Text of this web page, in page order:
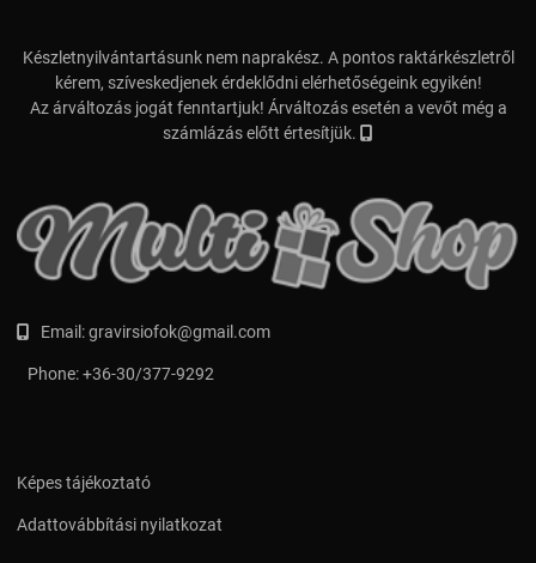
Készletnyilvántartásunk nem naprakész. A pontos raktárkészletről
kérem, szíveskedjenek érdeklődni elérhetőségeink egyikén!
Az árváltozás jogát fenntartjuk! Árváltozás esetén a vevőt még a
számlázás előtt értesítjük.
Email:gravirsiofok@gmail.com
Phone:+36-30/377-9292
Képes tájékoztató
Adattovábbítási nyilatkozat